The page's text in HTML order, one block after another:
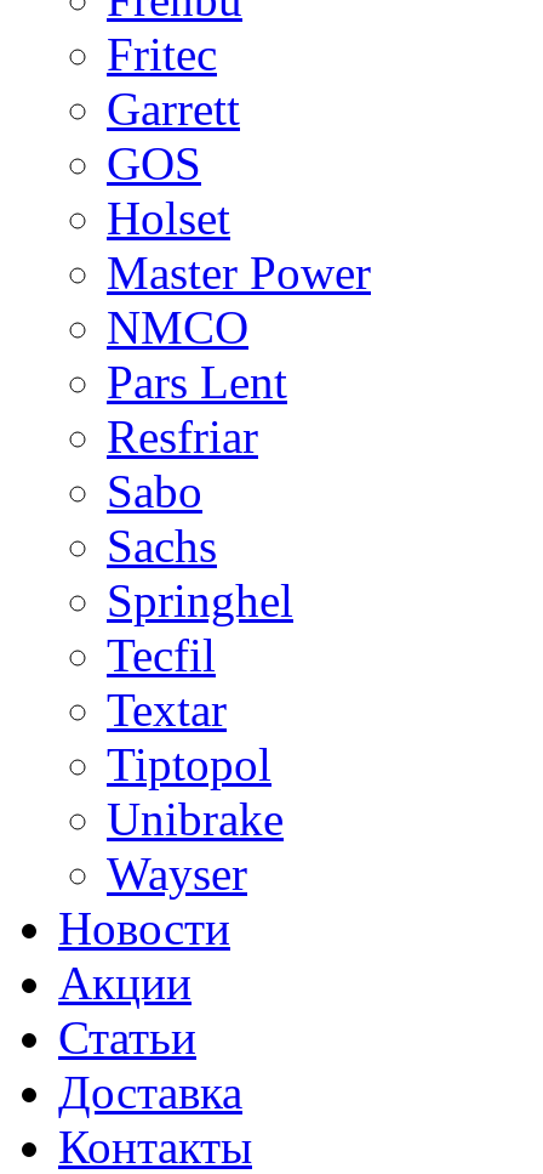
Fritec
Garrett
GOS
Holset
Master Power
NMCO
Pars Lent
Resfriar
Sabo
Sachs
Springhel
Tecfil
Textar
Tiptopol
Unibrake
Wayser
Новости
Акции
Статьи
Доставка
Контакты